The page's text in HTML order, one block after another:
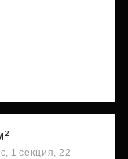
1 секция, 22